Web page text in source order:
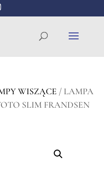
WISZĄCE / LAMPA
SLIM FRANDSEN